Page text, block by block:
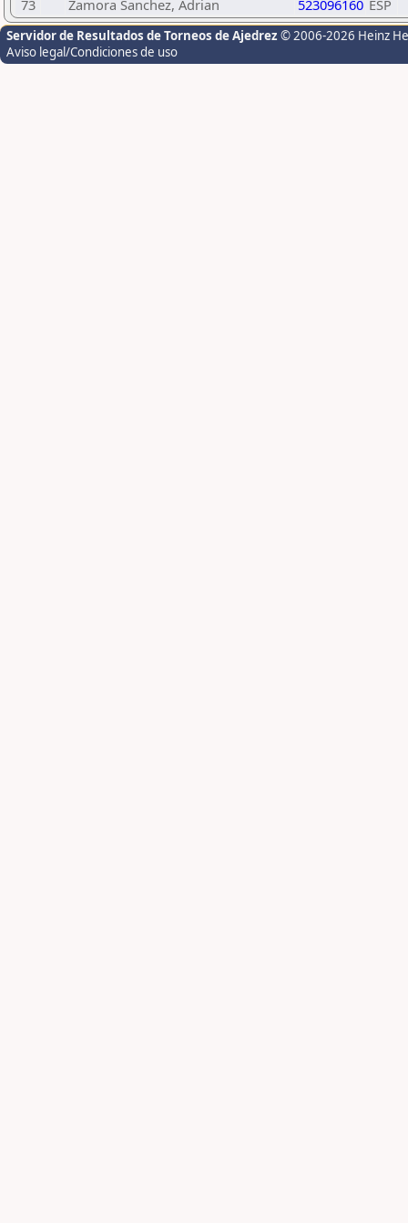
73 Zamora Sanchez, Adrian 523096160 ESP
Servidor de Resultados de Torneos de Ajedrez © 2006-2026 Heinz
Aviso legal/Condiciones de uso